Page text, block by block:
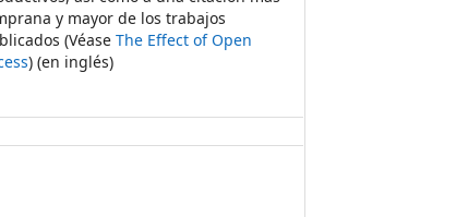
y mayor de los trabajos
(VéaseThe Effect of Open
) (en inglés)